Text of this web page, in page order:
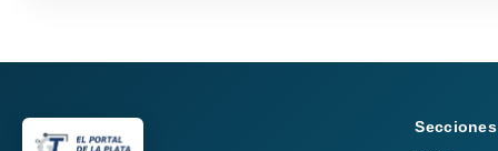
Secciones